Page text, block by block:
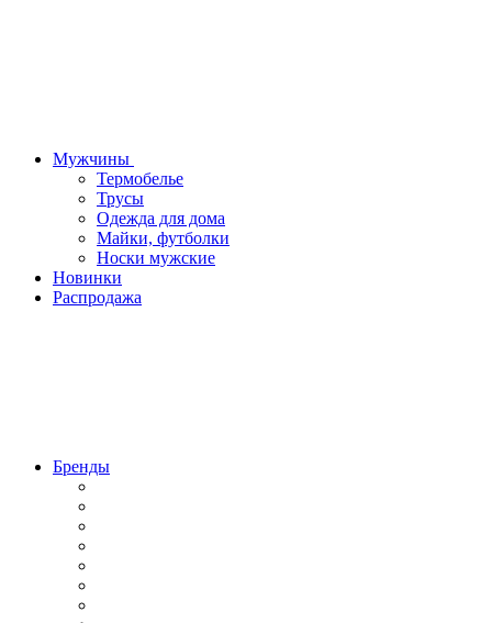
Мужчины
Термобелье
Трусы
Одежда для дома
Майки, футболки
Носки мужские
Новинки
Распродажа
Бренды